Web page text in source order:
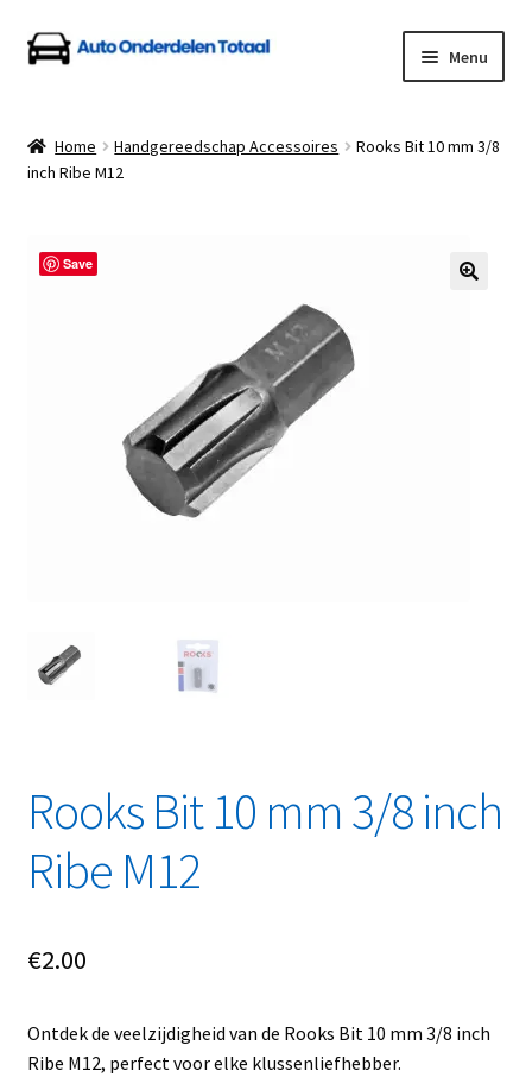
Ga
door
navigatie
Ga
naar
inhoud
Menu
Algemene Voorwaarden
Klantenservice
Over Ons
Privacybeleid
Retourbeleid
Home Handgereedschap Accessoires
Rooks Bit 10 mm 3/8
inch Ribe M12
Save
Rooks Bit 10 mm 3/8 inch
Ribe M12
€2.00
Ontdek de veelzijdigheid van de Rooks Bit 10 mm 3/8 inch
Ribe M12, perfect voor elke klussenliefhebber.